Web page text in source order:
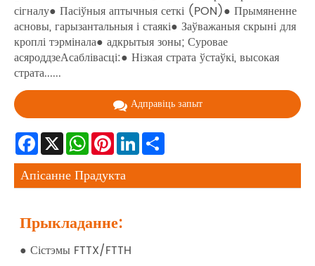
сігналу● Пасіўныя аптычныя сеткі (PON)● Прымяненне
асновы, гарызантальныя і стаякі● Заўважаныя скрыні для
кроплі тэрмінала● адкрытыя зоны; Суровае
асяроддзеАсаблівасці:● Нізкая страта ўстаўкі, высокая
страта......
Адправіць запыт
Facebook
X WhatsApp
Pinterest
LinkedIn
Апісанне Прадукта
Прыкладанне:
● Сістэмы FTTX/FTTH